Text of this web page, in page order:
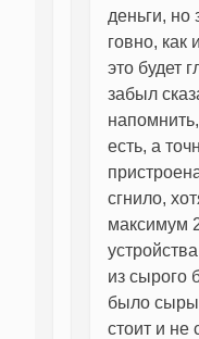
деньги, но
говно, как
это будет
забыл
есть, а
сгнило,
максимум
из сырого
было
стоит и не